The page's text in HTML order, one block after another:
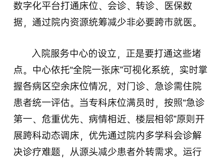
数字化平台打通床位、会诊、转诊、医保数
据，通过院内资源统筹减少非必要跨市就医。
入院服务中心的设立，正是要打通这些堵
点。中心依托“全院一张床”可视化系统，实时掌
握各病区空余床位情况，对门诊、急诊需住院
患者统一评估。当专科床位满员时，按照“急诊
第一、危重优先、病情相近、楼层相邻”原则开
展跨科动态调床，优先通过院内多学科会诊解
决诊疗难题，从源头减少患者外转需求。运行